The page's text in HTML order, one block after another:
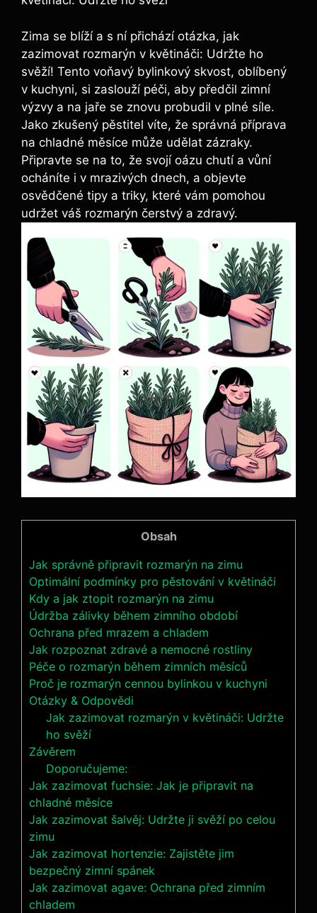
Zima se blíží a s ní přichází otázka, jak
zazimovat rozmarýn v květináči: Udržte ho
svěží! Tento voňavý bylinkový skvost, oblíbený
v kuchyni, si zaslouží péči, aby předčil zimní
výzvy a na jaře se znovu probudil v plné síle.
Jako zkušený pěstitel víte, že správná příprava
na chladné měsíce může udělat zázraky.
Připravte se na to, že svojí oázu chutí a vůní
ocháníte i v mrazivých dnech, a objevte
osvědčené tipy a triky, které vám pomohou
udržet váš rozmarýn čerstvý a zdravý.
Obsah
Jak správně připravit rozmarýn na zimu
Optimální podmínky pro pěstování v květináči
Kdy a jak ztopit rozmarýn na zimu
Údržba zálivky během zimního období
Ochrana před mrazem a chladem
Jak rozpoznat zdravé a nemocné rostliny
Péče o rozmarýn během zimních měsíců
Proč je rozmarýn cennou bylinkou v kuchyni
Otázky & Odpovědi
Jak zazimovat rozmarýn v květináči: Udržte
ho svěží
Závěrem
Doporučujeme:
Jak zazimovat fuchsie: Jak je připravit na
chladné měsíce
Jak zazimovat šalvěj: Udržte ji svěží po celou
zimu
Jak zazimovat hortenzie: Zajistěte jim
bezpečný zimní spánek
Jak zazimovat agave: Ochrana před zimním
chladem